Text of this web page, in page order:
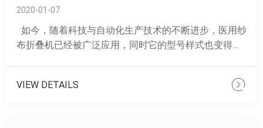
2020-01-07
如今，随着科技与自动化生产技术的不断进步，医用纱
布折叠机已经被广泛应用，同时它的型号样式也变得多
VIEW DETAILS